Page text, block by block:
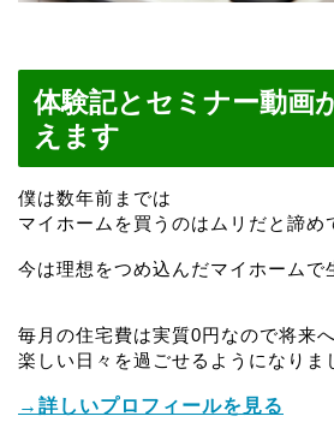
体験記とセミナー動画
えます
僕は数年前までは
マイホームを買うのはムリだと諦め
今は理想をつめ込んだマイホームで
毎月の住宅費は実質0円なので将来
楽しい日々を過ごせるようになりま
→詳しいプロフィールを見る